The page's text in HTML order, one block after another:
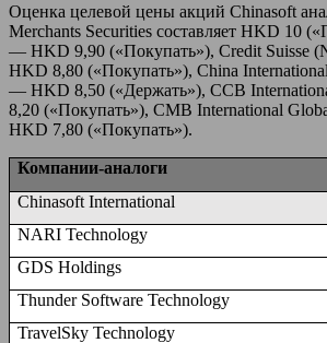
Оценка целевой цены акций Chinasoft
Merchants Securities составляет HKD 10
— HKD 9,90 («Покупать»), Credit Suisse
HKD 8,80 («Покупать»), China
— HKD 8,50 («Держать»), CCB
8,20 («Покупать»), CMB International
HKD 7,80 («Покупать»).
Компании-аналоги
Chinasoft International
NARI Technology
GDS Holdings
Thunder Software Technology
TravelSky Technology